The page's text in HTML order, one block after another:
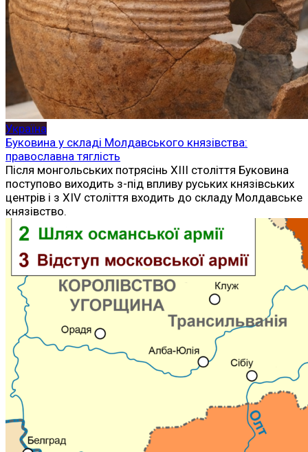
Україна
Буковина у складі Молдавського князівства:
православна тяглість
Після монгольських потрясінь XIII століття Буковина
поступово виходить з-під впливу руських князівських
центрів і з XIV століття входить до складу Молдавське
князівство.